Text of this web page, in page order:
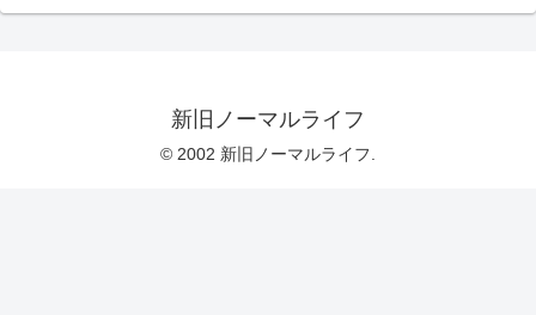
新旧ノーマルライフ
© 2002 新旧ノーマルライフ.